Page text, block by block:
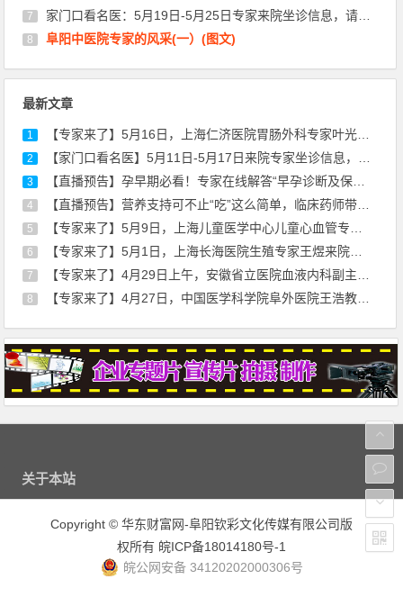
7 家门口看名医：5月19日-5月25日专家来院坐诊信息，请查收！
8 阜阳中医院专家的风采(一）(图文)
最新文章
1 【专家来了】5月16日，上海仁济医院胃肠外科专家叶光耀来院坐诊通知
2 【家门口看名医】5月11日-5月17日来院专家坐诊信息，请查收！
3 【直播预告】孕早期必看！专家在线解答“早孕诊断及保胎治疗”
4 【直播预告】营养支持可不止“吃”这么简单，临床药师带你走出误区
5 【专家来了】5月9日，上海儿童医学中心儿童心血管专家刘廷亮教授来院坐诊
6 【专家来了】5月1日，上海长海医院生殖专家王煜来院通知
7 【专家来了】4月29日上午，安徽省立医院血液内科副主任医师薛磊来院坐诊通知
8 【专家来了】4月27日，中国医学科学院阜外医院王浩教授来院开展心血管超声诊疗服务
关于本站
Copyright © 华东财富网-阜阳钦彩文化传媒有限公司版
权所有 皖ICP备18014180号-1
皖公网安备 34120202000306号